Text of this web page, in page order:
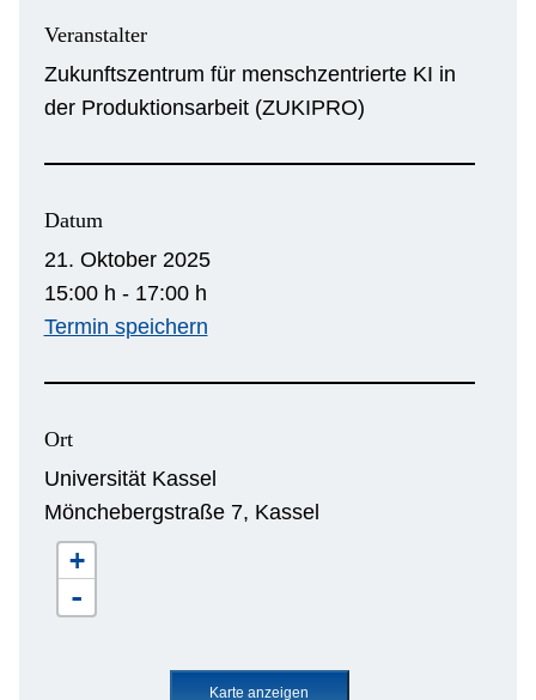
Veranstalter
Zukunftszentrum für menschzentrierte KI in
der Produktionsarbeit (ZUKIPRO)
Datum
21. Oktober 2025
15:00 h - 17:00 h
Termin speichern
Ort
Universität Kassel
Mönchebergstraße 7, Kassel
+
-